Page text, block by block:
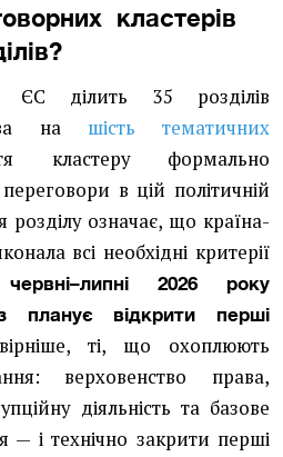
кластерів
ділить 35 розділів
на шість тематичних
кластеру формально
в цій політичній
розділу означає, що країна-
всі необхідні критерії
2026 року
планує відкрити перші
ті, що охоплюють
верховенство права,
діяльність та базове
— і технічно закрити перші